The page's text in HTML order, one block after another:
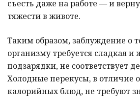
съесть даже на работе — и
тяжести в животе.
Таким образом, заблуждение о
организму требуется сладкая
подзарядки, не соответствует
Холодные перекусы, в отличие
калорийных блюд, не требуют